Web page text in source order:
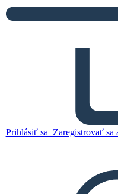
Prihlásiť sa Zaregistrovať sa
Skopírujte tento
PREHRAŤ PREZENTÁCIU